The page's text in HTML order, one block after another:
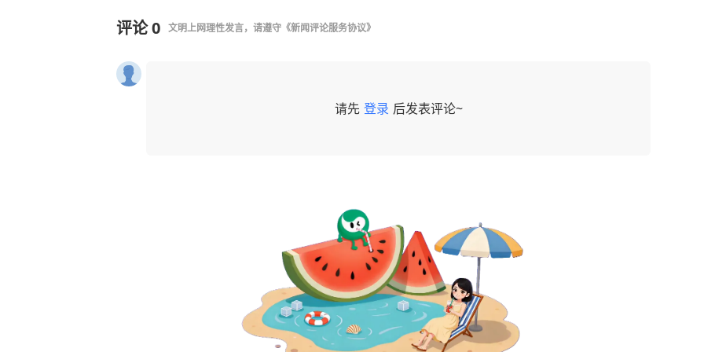
评论0 文明上网理性发言，请遵守 《新闻评论服务协议》
请先 登录 后发表评论~